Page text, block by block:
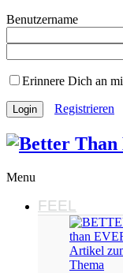
Benutzername
Erinnere Dich an
Registrieren
Menu
FEEL